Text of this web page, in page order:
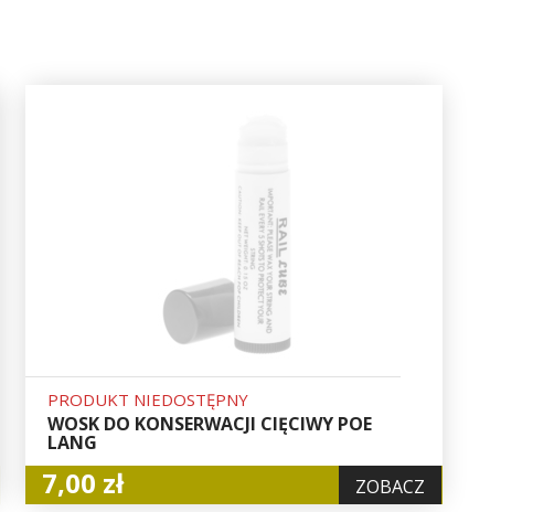
PRODUKT NIEDOSTĘPNY
WOSK DO KONSERWACJI CIĘCIWY POE
LANG
7,00 zł ZOBACZ